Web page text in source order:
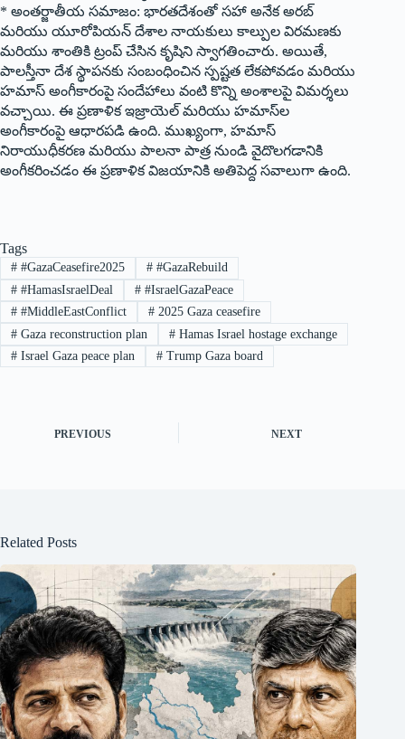
* అంతర్జాతీయ సమాజం: భారతదేశంతో సహా అనేక అరబ్
మరియు యూరోపియన్ దేశాల నాయకులు కాల్పుల విరమణకు
మరియు శాంతికి ట్రంప్ చేసిన కృషిని స్వాగతించారు. అయితే,
పాలస్తీనా దేశ స్థాపనకు సంబంధించిన స్పష్టత లేకపోవడం మరియు
హమాస్ అంగీకారంపై సందేహాలు వంటి కొన్ని అంశాలపై విమర్శలు
వచ్చాయి. ఈ ప్రణాళిక ఇజ్రాయెల్ మరియు హమాస్‌ల
అంగీకారంపై ఆధారపడి ఉంది. ముఖ్యంగా, హమాస్
నిరాయుధీకరణ మరియు పాలనా పాత్ర నుండి వైదొలగడానికి
అంగీకరించడం ఈ ప్రణాళిక విజయానికి అతిపెద్ద సవాలుగా ఉంది.
Tags
##GazaCeasefire2025 ##GazaRebuild
##HamasIsraelDeal ##IsraelGazaPeace
##MiddleEastConflict #2025 Gaza ceasefire
#Gaza reconstruction plan #Hamas Israel hostage exchange
#Israel Gaza peace plan #Trump Gaza board
PREVIOUS NEXT
Related Posts